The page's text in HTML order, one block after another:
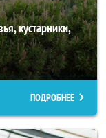
кустарники,
ПОДРОБНЕЕ